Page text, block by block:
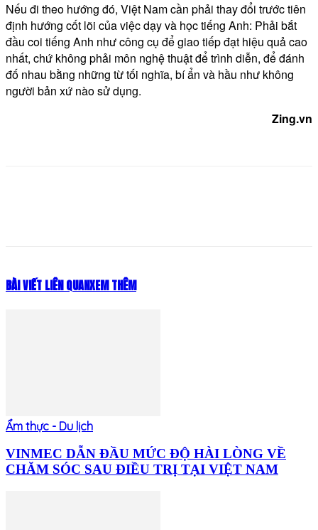
Nếu đi theo hướng đó, Việt Nam cần phải thay đổi trước tiên
định hướng cốt lõi của việc dạy và học tiếng Anh: Phải bắt
đầu coi tiếng Anh như công cụ để giao tiếp đạt hiệu quả cao
nhất, chứ không phải môn nghệ thuật để trình diễn, để đánh
đố nhau bằng những từ tối nghĩa, bí ẩn và hầu như không
người bản xứ nào sử dụng.
Zing.vn
BÀI VIẾT LIÊN QUANXEM THÊM
Ẩm thực - Du lịch
VINMEC DẪN ĐẦU MỨC ĐỘ HÀI LÒNG VỀ
CHĂM SÓC SAU ĐIỀU TRỊ TẠI VIỆT NAM